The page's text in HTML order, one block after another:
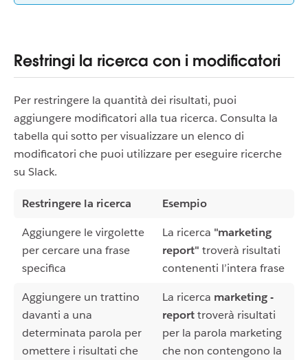
Restringi la ricerca con i modificatori
Per restringere la quantità dei risultati, puoi
aggiungere modificatori alla tua ricerca. Consulta la
tabella qui sotto per visualizzare un elenco di
modificatori che puoi utilizzare per eseguire ricerche
su Slack.
Restringere la ricerca
Esempio
Aggiungere le virgolette
per cercare una frase
specifica
La ricerca "marketing
report" troverà risultati
contenenti l’intera frase
Aggiungere un trattino
davanti a una
determinata parola per
omettere i risultati che
La ricerca marketing -
reporttroverà risultati
per la parola marketing
che non contengono la